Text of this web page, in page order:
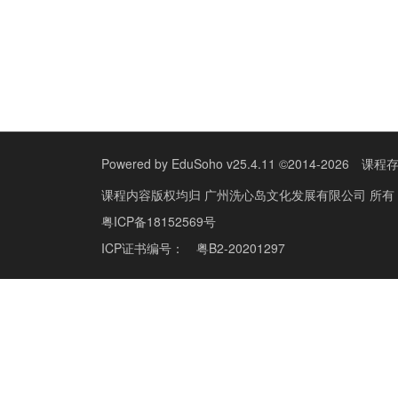
Powered by EduSoho v25.4.11 ©2014-2026
课程
课程内容版权均归 广州洗心岛文化发展有限公司 所有
粤ICP备18152569号
ICP证书编号：
粤B2-20201297